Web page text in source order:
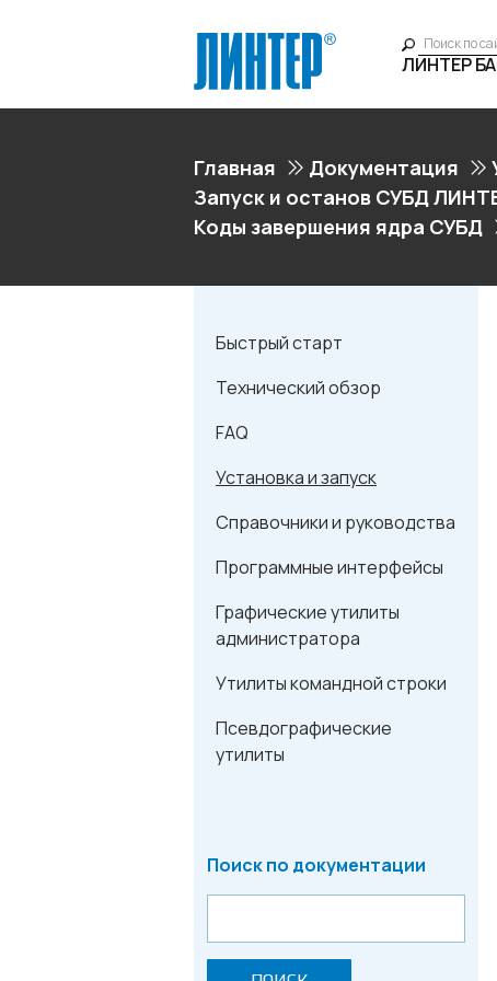
ЛИНТЕР
Главная Документация
Запуск и останов СУБД
Коды завершения ядра СУБД
Быстрый старт
Технический обзор
FAQ
Установка и запуск
Справочники и руководства
Программные интерфейсы
Графические утилиты
администратора
Утилиты командной строки
Псевдографические
утилиты
Поиск по документации